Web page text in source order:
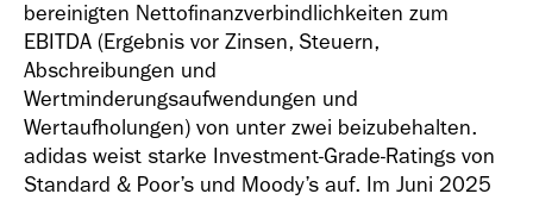
bereinigten Nettofinanzverbindlichkeiten zum
EBITDA (Ergebnis vor Zinsen, Steuern,
Abschreibungen und
Wertminderungsaufwendungen und
Wertaufholungen) von unter zwei beizubehalten.
adidas weist starke Investment-Grade-Ratings von
Standard & Poor’s und Moody’s auf. Im Juni 2025